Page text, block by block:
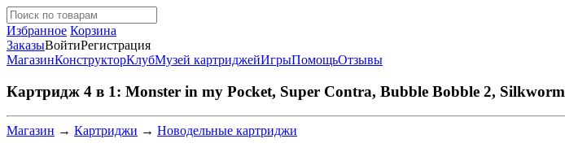
Избранное Корзина
ЗаказыВойтиРегистрация
МагазинКонструкторКлубМузей картриджейИгрыПомощьОтзывы
Картридж 4 в 1: Monster in my Pocket, Super Contra, Bubble Bobble 2, Silkworm
Магазин → Картриджи → Новодельные картриджи